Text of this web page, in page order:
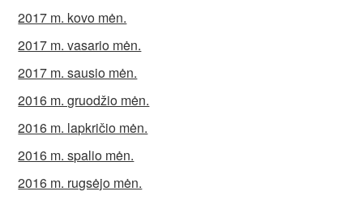
2017 m. kovo mėn.
2017 m. vasario mėn.
2017 m. sausio mėn.
2016 m. gruodžio mėn.
2016 m. lapkričio mėn.
2016 m. spalio mėn.
2016 m. rugsėjo mėn.